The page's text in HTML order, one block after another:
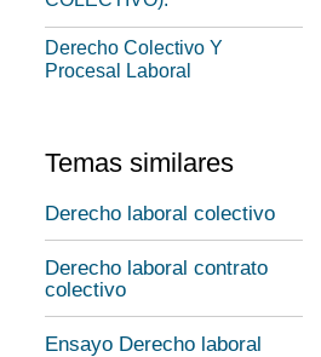
Derecho Colectivo Y
Procesal Laboral
Temas similares
Derecho laboral colectivo
Derecho laboral contrato
colectivo
Ensayo Derecho laboral